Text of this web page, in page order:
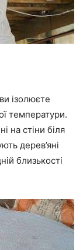
ізолюєте
температури.
на стіни біля
дерев’яні
близькості